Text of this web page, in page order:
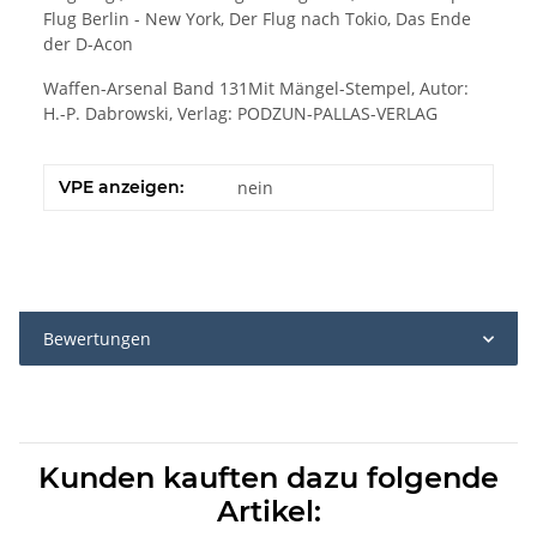
Flug Berlin - New York, Der Flug nach Tokio, Das Ende
der D-Acon
Waffen-Arsenal Band 131Mit Mängel-Stempel, Autor:
H.-P. Dabrowski, Verlag: PODZUN-PALLAS-VERLAG
VPE anzeigen: nein
Bewertungen
Kunden kauften dazu folgende
Artikel: